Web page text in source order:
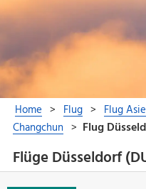
Flüge Düsseldorf